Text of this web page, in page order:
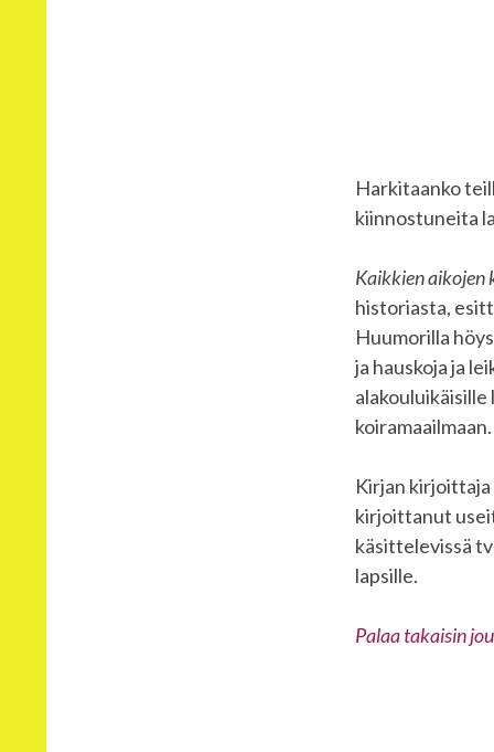
Harkitaanko
kiinnostuneita
Kaikkien aikojen
historiasta,
Huumorilla
ja hauskoja ja
koiramaailmaan.
Kirjan
kirjoittanut
käsittelevissä
lapsille.
Palaa takaisin